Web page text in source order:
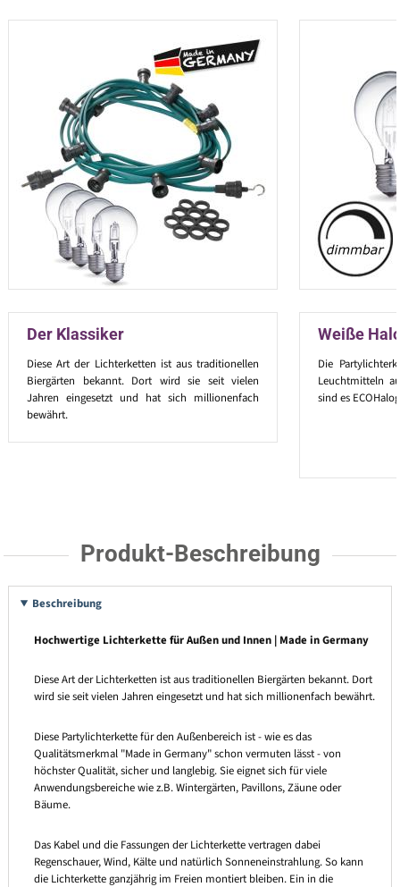
Der Klassiker
Diese Art der Lichterketten ist aus traditionellen
Biergärten bekannt. Dort wird sie seit vielen
Jahren eingesetzt und hat sich millionenfach
bewährt.
Weiße
Die
Leuchtmitteln
sind es
Produkt-Beschreibung
Beschreibung
Hochwertige Lichterkette für Außen und Innen | Made in Germany
Diese Art der Lichterketten ist aus traditionellen Biergärten bekannt. Dort
wird sie seit vielen Jahren eingesetzt und hat sich millionenfach bewährt.
Diese Partylichterkette für den Außenbereich ist - wie es das
Qualitätsmerkmal "Made in Germany" schon vermuten lässt - von
höchster Qualität, sicher und langlebig. Sie eignet sich für viele
Anwendungsbereiche wie z.B. Wintergärten, Pavillons, Zäune oder
Bäume.
Das Kabel und die Fassungen der Lichterkette vertragen dabei
Regenschauer, Wind, Kälte und natürlich Sonneneinstrahlung. So kann
die Lichterkette ganzjährig im Freien montiert bleiben. Ein in die